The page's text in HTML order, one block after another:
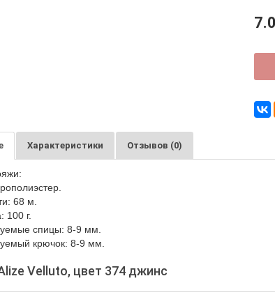
Характеристики Отзывов (0)
68 м.
100 г.
спицы: 8-9 мм.
крючок: 8-9 мм.
Velluto, цвет 374 джинс